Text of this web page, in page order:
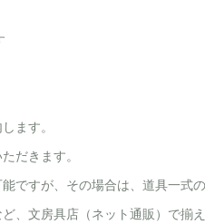
ます。
だきます。
ですが、その場合は、道具一式
、文房具店（ネット通販）で揃